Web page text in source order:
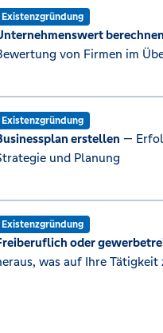
Existenzgründung
berechnen
von Firmen im
Existenzgründung
erstellen —
und Planung
Existenzgründung
oder
was auf Ihre